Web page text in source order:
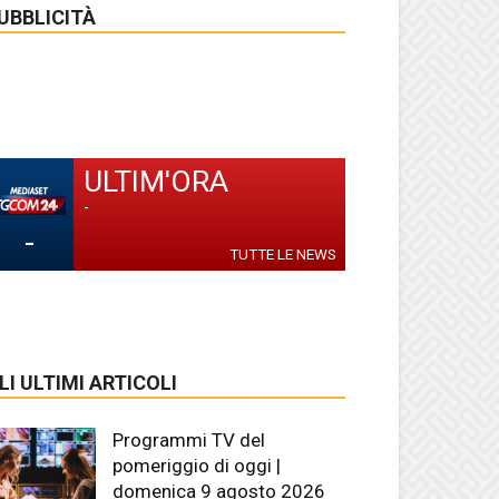
-
ULTIM'ORA
-
TUTTE LE NEWS
ULTIMI ARTICOLI
Programmi TV del
pomeriggio di oggi |
domenica 9 agosto 2026